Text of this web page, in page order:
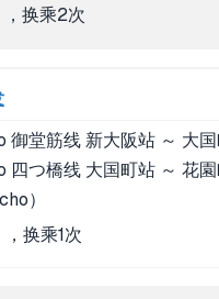
，换乘2次
御堂筋线 新大阪站 ～ 大
つ橋线 大国町站 ～ 花
）
，换乘1次